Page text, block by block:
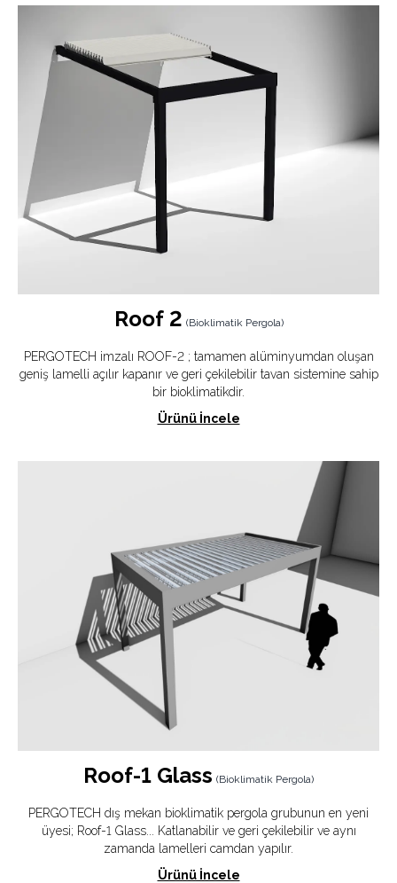
Roof 2 (Bioklimatik Pergola)
PERGOTECH imzalı ROOF-2 ; tamamen alüminyumdan oluşan
geniş lamelli açılır kapanır ve geri çekilebilir tavan sistemine sahip
bir bioklimatikdir.
Ürünü İncele
Roof-1 Glass (Bioklimatik Pergola)
PERGOTECH dış mekan bioklimatik pergola grubunun en yeni
üyesi; Roof-1 Glass... Katlanabilir ve geri çekilebilir ve aynı
zamanda lamelleri camdan yapılır.
Ürünü İncele